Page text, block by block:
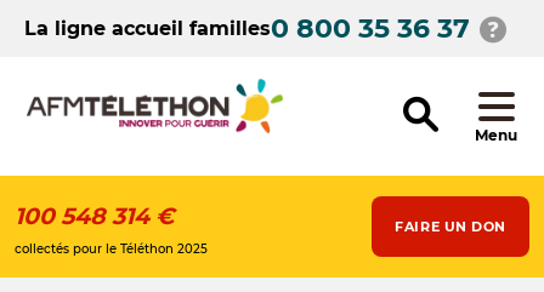
contenuLa ligne accueil familles0 800 35 36 37
Menu
100 548 314 €
collectés pour le Téléthon 2025
FAIRE UN DON